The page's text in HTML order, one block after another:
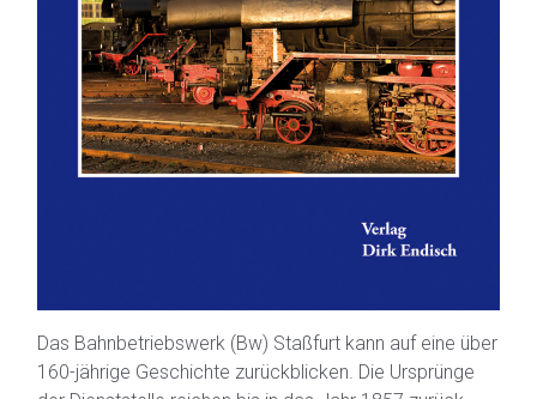
Das Bahnbetriebswerk (Bw) Staßfurt kann auf eine über
160-jährige Geschichte zurückblicken. Die Ursprünge